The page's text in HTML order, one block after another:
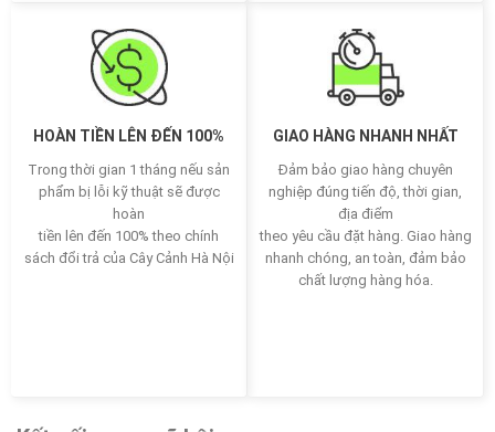
HOÀN TIỀN LÊN ĐẾN 100%
Trong thời gian 1 tháng nếu sản
phẩm bị lỗi kỹ thuật sẽ được
hoàn
tiền lên đến 100% theo chính
sách đổi trả của Cây Cảnh Hà Nội
GIAO HÀNG NHANH NHẤT
Đảm bảo giao hàng chuyên
nghiệp đúng tiến độ, thời gian,
địa điểm
theo yêu cầu đặt hàng. Giao hàng
nhanh chóng, an toàn, đảm bảo
chất lượng hàng hóa.